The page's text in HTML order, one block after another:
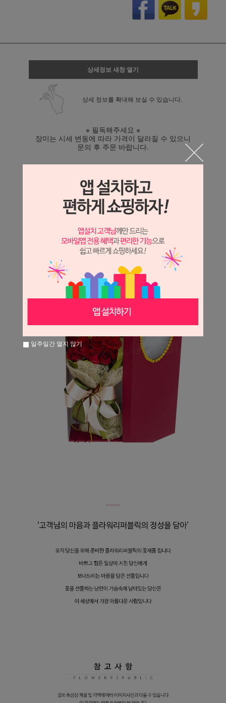
상세정보 새창 열기
상세 정보를 확대해 보실 수 있습니다.
※ 필독해주세요 ※
장미는 시세 변동에 따라 가격이 달라질 수 있으니
문의 후 주문 바랍니다.
일주일간 열지 않기